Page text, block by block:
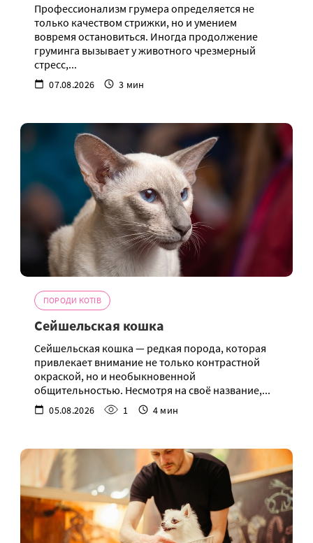
Профессионализм грумера определяется не
только качеством стрижки, но и умением
вовремя остановиться. Иногда продолжение
груминга вызывает у животного чрезмерный
стресс,...
07.08.2026 3 мин
ПОРОДИ КОТІВ
Сейшельская кошка
Сейшельская кошка — редкая порода, которая
привлекает внимание не только контрастной
окраской, но и необыкновенной
общительностью. Несмотря на своё название,...
05.08.2026 1 4 мин